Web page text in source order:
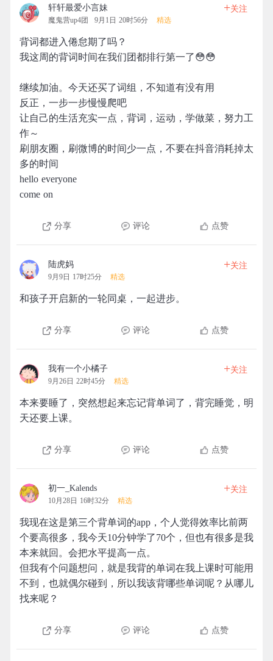
轩轩最爱小言妹
魔鬼营up4团 9月1日 20时56分 精选
+关注
背词都进入倦怠期了吗？
我这周的背词时间在我们团都排行第一了😳😳
继续加油。今天还买了词组，不知道有没有用
反正，一步一步慢慢爬吧
让自己的生活充实一点，背词，运动，学做菜，努力工
作～
刷朋友圈，刷微博的时间少一点，不要在抖音消耗掉太
多的时间
hello everyone
come on
分享 评论 点赞
陆虎妈
9月9日 17时25分 精选
+关注
和孩子开启新的一轮同桌，一起进步。
分享 评论 点赞
我有一个小橘子
9月26日 22时45分 精选
+关注
本来要睡了，突然想起来忘记背单词了，背完睡觉，明
天还要上课。
分享 评论 点赞
初一_Kalends
10月28日 16时32分 精选
+关注
我现在这是第三个背单词的app，个人觉得效率比前两
个要高很多，我今天10分钟学了70个，但也有很多是我
本来就回。会把水平提高一点。
但我有个问题想问，就是我背的单词在我上课时可能用
不到，也就偶尔碰到，所以我该背哪些单词呢？从哪儿
找来呢？
分享 评论 点赞